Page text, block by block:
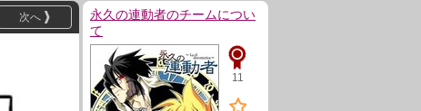
次へ
永久の連動者のチームについ
て
11